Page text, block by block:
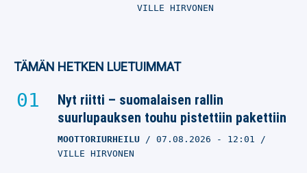
VILLE HIRVONEN
TÄMÄN HETKEN LUETUIMMAT
Nyt riitti – suomalaisen rallin
suurlupauksen touhu pistettiin pakettiin
MOOTTORIURHEILU 07.08.2026 - 12:01
VILLE HIRVONEN